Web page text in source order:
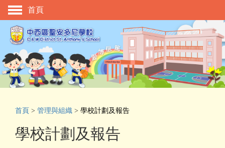
主頁
校慶活動
管理與組織
學與教
相片及影片
首頁
首頁 > 管理與組織 > 學校計劃及報告
學校計劃及報告